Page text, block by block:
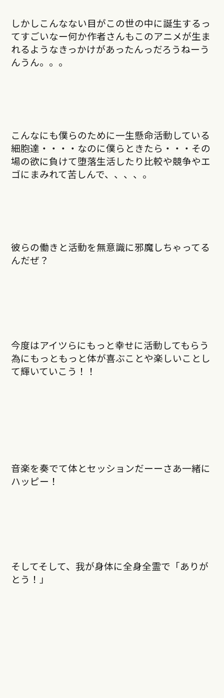
しかしこんなない目がこの世の中に誕生するっ
てすごいなー何か作者さんもこのアニメが生ま
れるようなきっかけがあったんっだろうねーう
んうん。。。
こんなにも僕らのために一生懸命活動している
細胞達・・・・なのに僕らときたら・・・その
場の欲に負けて堕落生活したり比較や競争やエ
ゴにまみれて苦しんで、、、、。
彼らの働きと活動を無意識に邪魔しちゃってる
んだぜ？
今度はアイツらにもっと幸せに活動してもらう
為にもっともっと体が喜ぶことや楽しいことし
て輝いていこう！！
音楽を奏でて体とセッションだーーさあ一緒に
ハッピー！
そしてそして、我が身体に全身全霊で「ありが
とう！」